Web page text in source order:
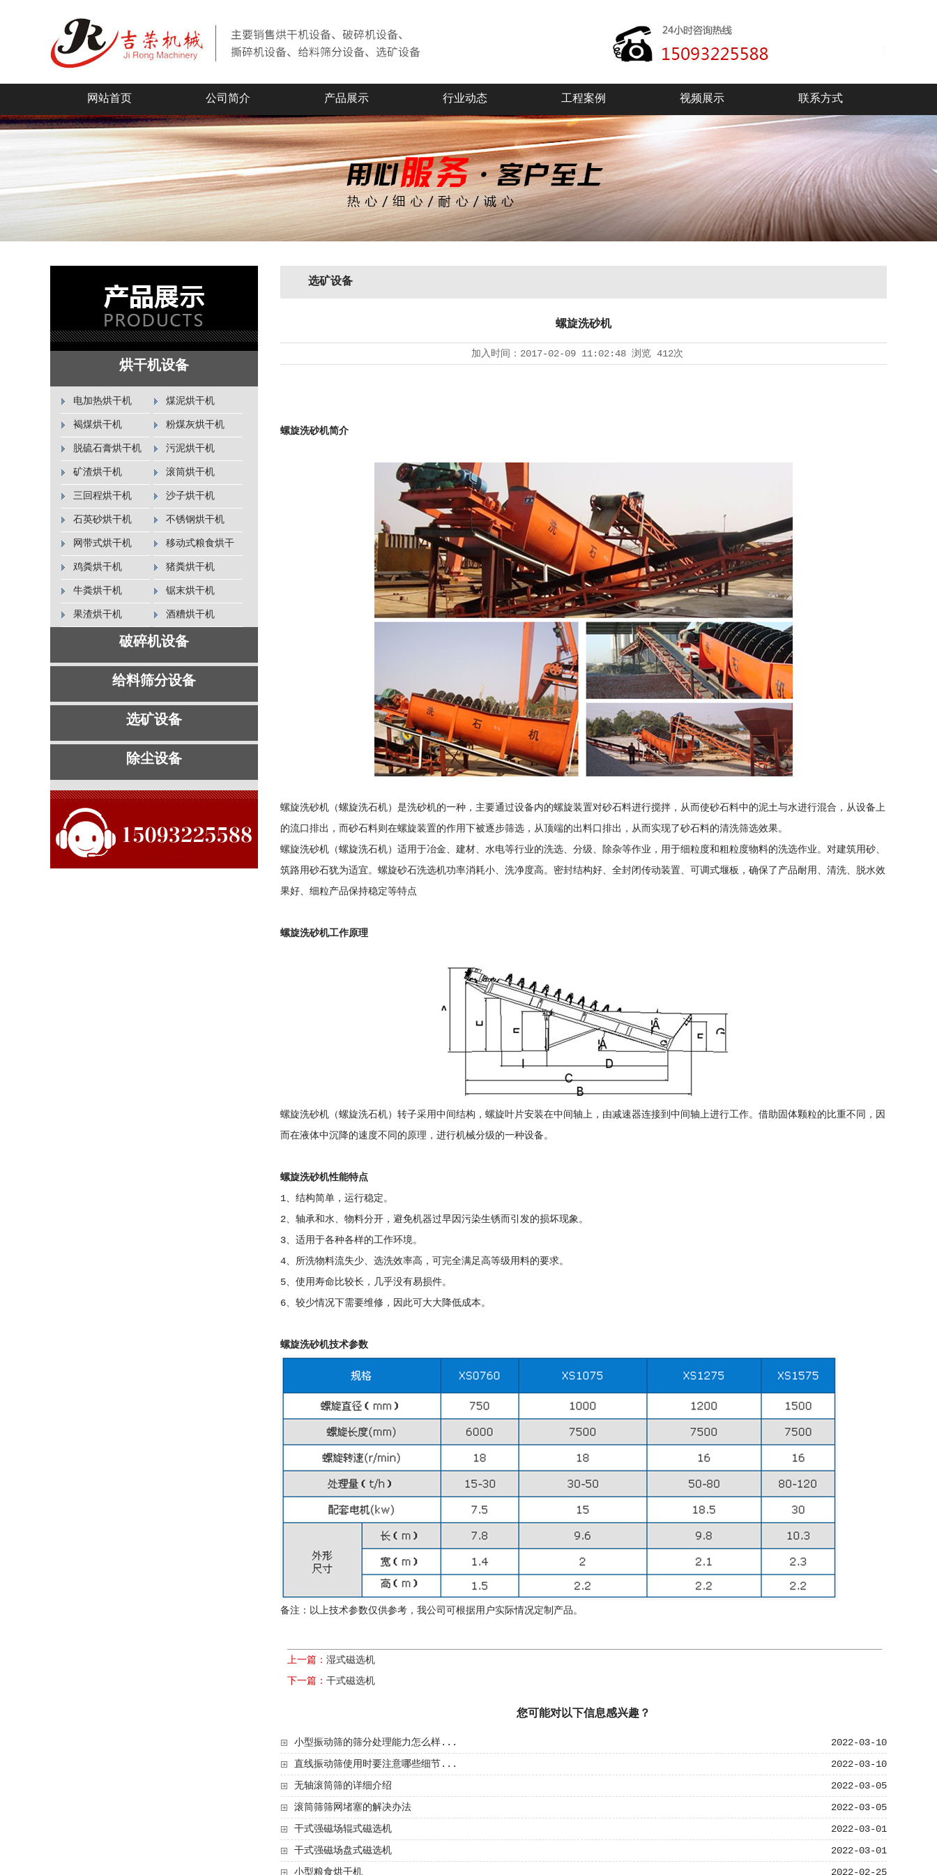
网站首页 公司简介 产品展示 行业动态 工程案例 视频展示 联系方式
烘干机设备
电加热烘干机 煤泥烘干机
褐煤烘干机 粉煤灰烘干机
脱硫石膏烘干机 污泥烘干机
矿渣烘干机 滚筒烘干机
三回程烘干机 沙子烘干机
石英砂烘干机 不锈钢烘干机
网带式烘干机 移动式粮食烘干
机
鸡粪烘干机 猪粪烘干机
牛粪烘干机 锯末烘干机
果渣烘干机 酒糟烘干机
破碎机设备
给料筛分设备
选矿设备
除尘设备
选矿设备
螺旋洗砂机
加入时间： 2017-02-09 11:02:48 浏览 412次
螺旋洗砂机简介
螺旋洗砂机（螺旋洗石机）是洗砂机的一种，主要通过设备内的螺旋装置对砂石料进行搅拌，从而使砂石料中的泥土与水进行混合，从设备上
的流口排出，而砂石料则在螺旋装置的作用下被逐步筛选，从顶端的出料口排出，从而实现了砂石料的清洗筛选效果。
螺旋洗砂机（螺旋洗石机）适用于冶金、建材、水电等行业的洗选、分级、除杂等作业，用于细粒度和粗粒度物料的洗选作业。对建筑用砂、
筑路用砂石犹为适宜。螺旋砂石洗选机功率消耗小、洗净度高。密封结构好、全封闭传动装置、可调式堰板，确保了产品耐用、清洗、脱水效
果好、细粒产品保持稳定等特点
螺旋洗砂机工作原理
螺旋洗砂机（螺旋洗石机）转子采用中间结构，螺旋叶片安装在中间轴上，由减速器连接到中间轴上进行工作。借助固体颗粒的比重不同，因
而在液体中沉降的速度不同的原理，进行机械分级的一种设备。
螺旋洗砂机性能特点
1、结构简单，运行稳定。
2、轴承和水、物料分开，避免机器过早因污染生锈而引发的损坏现象。
3、适用于各种各样的工作环境。
4、所洗物料流失少、选洗效率高，可完全满足高等级用料的要求。
5、使用寿命比较长，几乎没有易损件。
6、较少情况下需要维修，因此可大大降低成本。
螺旋洗砂机技术参数
备注：以上技术参数仅供参考，我公司可根据用户实际情况定制产品。
上一篇： 湿式磁选机
下一篇： 干式磁选机
您可能对以下信息感兴趣？
2022-03-10
小型振动筛的筛分处理能力怎么样...
2022-03-10
直线振动筛使用时要注意哪些细节...
2022-03-05
无轴滚筒筛​的详细介绍
2022-03-05
滚筒筛筛网堵塞的解决办法
2022-03-01
干式强磁场辊式磁选机
2022-03-01
干式强磁场盘式磁选机
2022-02-25
小型粮食烘干机